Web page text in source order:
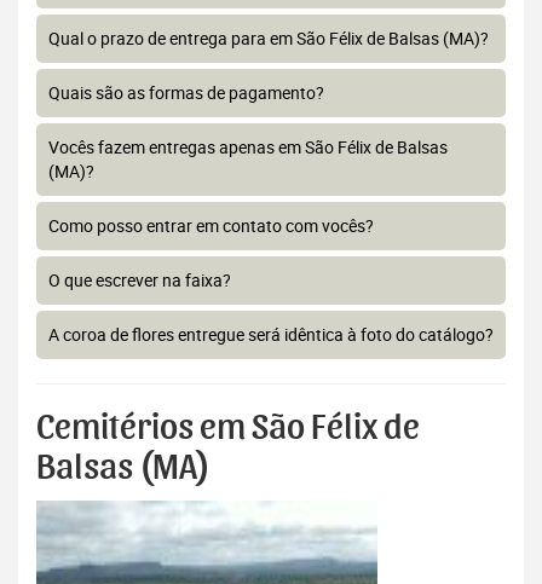
Qual o prazo de entrega para em São Félix de Balsas (MA)?
Quais são as formas de pagamento?
Vocês fazem entregas apenas em São Félix de Balsas
(MA)?
Como posso entrar em contato com vocês?
O que escrever na faixa?
A coroa de flores entregue será idêntica à foto do catálogo?
Cemitérios em São Félix de
Balsas (MA)